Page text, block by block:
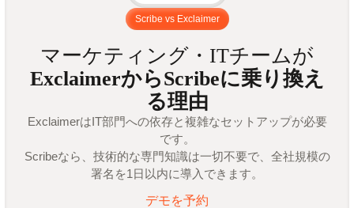
Scribe vs Exclaimer
マーケティング・ITチームが
ExclaimerからScribeに乗り換え
る理由
ExclaimerはIT部門への依存と複雑なセットアップが必要
です。
Scribeなら、技術的な専門知識は一切不要で、全社規模の
署名を1日以内に導入できます。
デモを予約